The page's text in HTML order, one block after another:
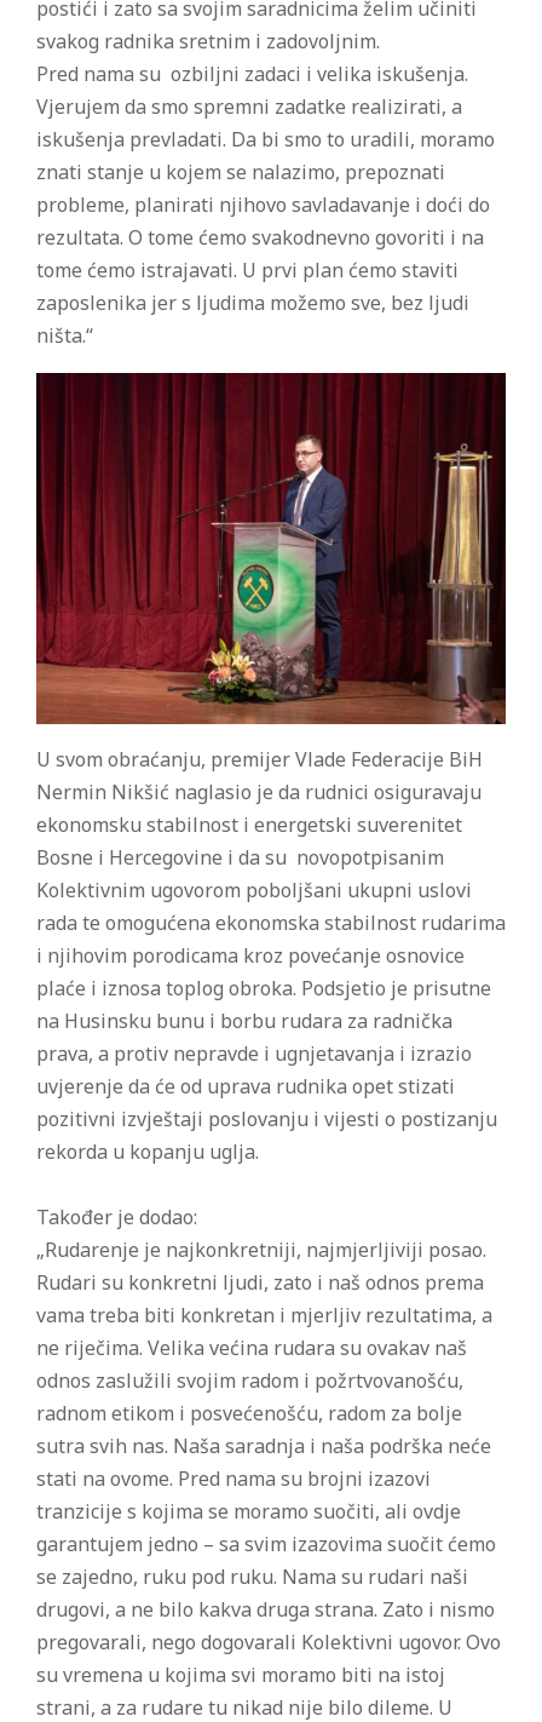
postići i zato sa svojim saradnicima želim učiniti
svakog radnika sretnim i zadovoljnim.
Pred nama su ozbiljni zadaci i velika iskušenja.
Vjerujem da smo spremni zadatke realizirati, a
iskušenja prevladati. Da bi smo to uradili, moramo
znati stanje u kojem se nalazimo, prepoznati
probleme, planirati njihovo savladavanje i doći do
rezultata. O tome ćemo svakodnevno govoriti i na
tome ćemo istrajavati. U prvi plan ćemo staviti
zaposlenika jer s ljudima možemo sve, bez ljudi
ništa.“
U svom obraćanju, premijer Vlade Federacije BiH
Nermin Nikšić naglasio je da rudnici osiguravaju
ekonomsku stabilnost i energetski suverenitet
Bosne i Hercegovine i da su novopotpisanim
Kolektivnim ugovorom poboljšani ukupni uslovi
rada te omogućena ekonomska stabilnost rudarima
i njihovim porodicama kroz povećanje osnovice
plaće i iznosa toplog obroka. Podsjetio je prisutne
na Husinsku bunu i borbu rudara za radnička
prava, a protiv nepravde i ugnjetavanja i izrazio
uvjerenje da će od uprava rudnika opet stizati
pozitivni izvještaji poslovanju i vijesti o postizanju
rekorda u kopanju uglja.
Također je dodao:
„Rudarenje je najkonkretniji, najmjerljiviji posao.
Rudari su konkretni ljudi, zato i naš odnos prema
vama treba biti konkretan i mjerljiv rezultatima, a
ne riječima. Velika većina rudara su ovakav naš
odnos zaslužili svojim radom i požrtvovanošću,
radnom etikom i posvećenošću, radom za bolje
sutra svih nas. Naša saradnja i naša podrška neće
stati na ovome. Pred nama su brojni izazovi
tranzicije s kojima se moramo suočiti, ali ovdje
garantujem jedno – sa svim izazovima suočit ćemo
se zajedno, ruku pod ruku. Nama su rudari naši
drugovi, a ne bilo kakva druga strana. Zato i nismo
pregovarali, nego dogovarali Kolektivni ugovor. Ovo
su vremena u kojima svi moramo biti na istoj
strani, a za rudare tu nikad nije bilo dileme. U